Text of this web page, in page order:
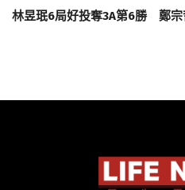
林昱珉6局好投奪3A第6勝 鄭宗